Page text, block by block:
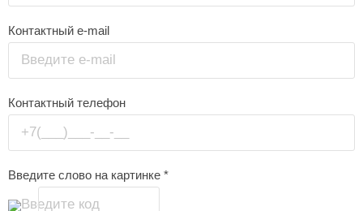
Контактный e-mail
Введите e-mail
Контактный телефон
+7(___)___-__-__
Введите слово на картинке *
Введите код